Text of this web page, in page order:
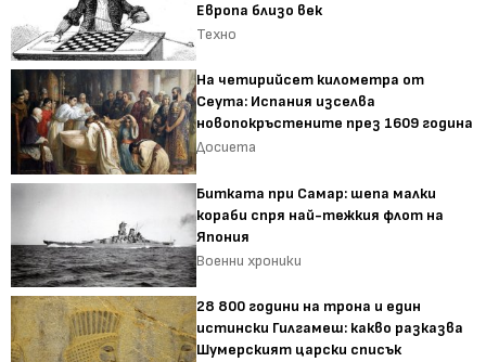
Европа близо век
Техно
На четирийсет километра от
Сеута: Испания изселва
новопокръстените през 1609 година
Досиета
Битката при Самар: шепа малки
кораби спря най-тежкия флот на
Япония
Военни хроники
28 800 години на трона и един
истински Гилгамеш: какво разказва
Шумерският царски списък